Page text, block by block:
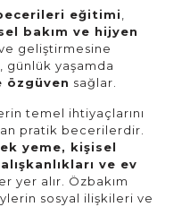
eğitimi
bakım ve hijyen
geliştirmesine
günlük yaşamda
özgüven sağlar.
temel ihtiyaçlarını
pratik becerilerdir.
yeme, kişisel
ve ev
yer alır. Özbakım
sosyal ilişkileri ve